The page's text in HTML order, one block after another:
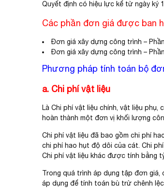
Quyết định có hiệu lực kể từ ngày ký
Các phần đơn giá được ban
Đơn giá xây dựng công trình –
Đơn giá xây dựng công trình –
Phương pháp tính toán bộ
a. Chi phí vật liệu
Là Chi phí vật liệu chính, vật liệu
hoàn thành một đơn vị khối lượng
Chi phí vật liệu đã bao gồm chi phí
chi phí hao hụt độ dôi của cát. Chi
Chi phí vật liệu khác được tính bằng
Trong quá trình áp dụng tập đơn
áp dụng để tính toán bù trừ chênh